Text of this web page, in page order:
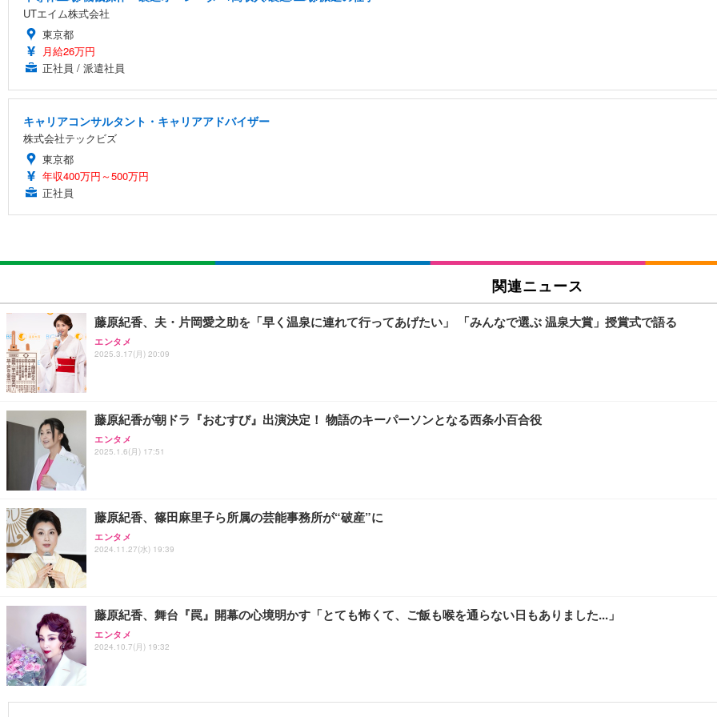
UTエイム株式会社
東京都
月給26万円
正社員 / 派遣社員
キャリアコンサルタント・キャリアアドバイザー
株式会社テックビズ
東京都
年収400万円～500万円
正社員
関連ニュース
藤原紀香、夫・片岡愛之助を「早く温泉に連れて行ってあげたい」 「みんなで選ぶ 温泉大賞」授賞式で語る
エンタメ
2025.3.17(月) 20:09
藤原紀香が朝ドラ『おむすび』出演決定！ 物語のキーパーソンとなる西条小百合役
エンタメ
2025.1.6(月) 17:51
藤原紀香、篠田麻里子ら所属の芸能事務所が“破産”に
エンタメ
2024.11.27(水) 19:39
藤原紀香、舞台『罠』開幕の心境明かす「とても怖くて、ご飯も喉を通らない日もありました...」
エンタメ
2024.10.7(月) 19:32